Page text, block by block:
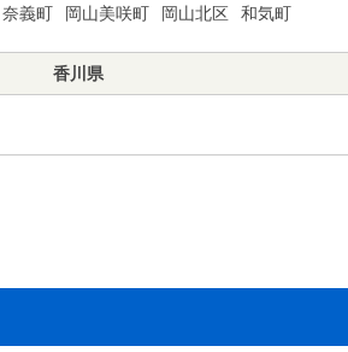
奈義町 岡山美咲町 岡山北区 和気町
香川県